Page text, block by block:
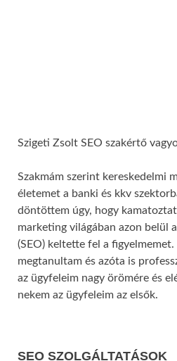
Szigeti Zsolt SEO szakértő
Szakmám szerint kereskedelmi
életemet a banki és kkv
döntöttem úgy, hogy
marketing világában azon belül
(SEO) keltette fel a figyelmemet.
megtanultam és azóta is
az ügyfeleim nagy örömére és
nekem az ügyfeleim az elsők.
SEO SZOLGÁLTATÁSOK